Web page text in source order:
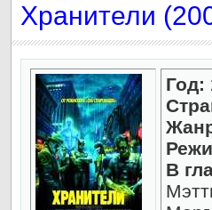
Хранители
Год:
В